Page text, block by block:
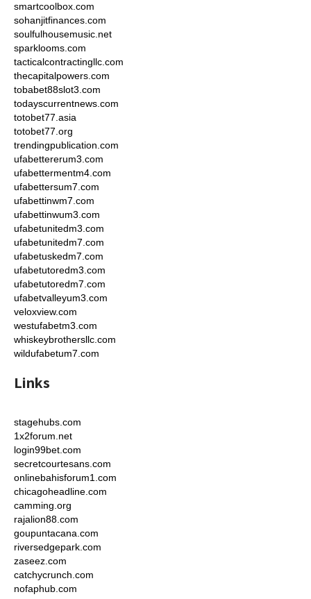
smartcoolbox.com
sohanjitfinances.com
soulfulhousemusic.net
sparklooms.com
tacticalcontractingllc.com
thecapitalpowers.com
tobabet88slot3.com
todayscurrentnews.com
totobet77.asia
totobet77.org
trendingpublication.com
ufabettererum3.com
ufabettermentm4.com
ufabettersum7.com
ufabettinwm7.com
ufabettinwum3.com
ufabetunitedm3.com
ufabetunitedm7.com
ufabetuskedm7.com
ufabetutoredm3.com
ufabetutoredm7.com
ufabetvalleyum3.com
veloxview.com
westufabetm3.com
whiskeybrothersllc.com
wildufabetum7.com
Links
stagehubs.com
1x2forum.net
login99bet.com
secretcourtesans.com
onlinebahisforum1.com
chicagoheadline.com
camming.org
rajalion88.com
goupuntacana.com
riversedgepark.com
zaseez.com
catchycrunch.com
nofaphub.com